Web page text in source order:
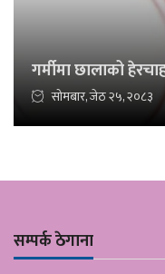
गर्मीमा छालाको
सोमबार, जेठ २५, २०८३
सम्पर्क ठेगाना